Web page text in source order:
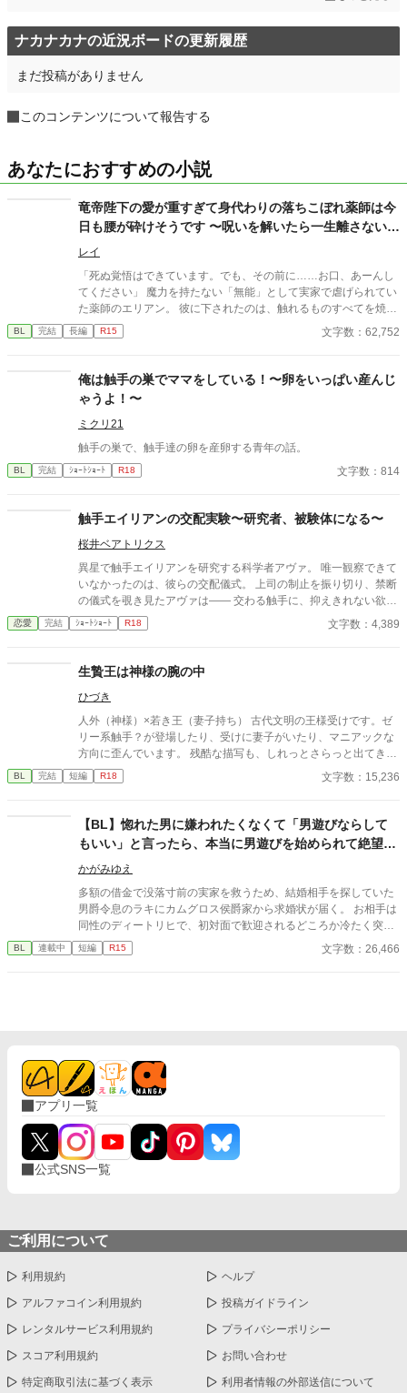
ナカナカナの近況ボードの更新履歴
まだ投稿がありません
このコンテンツについて報告する
あなたにおすすめの小説
竜帝陛下の愛が重すぎて身代わりの落ちこぼれ薬師は今
日も腰が砕けそうです 〜呪いを解いたら一生離さないと
宣言されました〜
レイ
「死ぬ覚悟はできています。でも、その前に……お口、あーんし
てください」 魔力を持たない「無能」として実家で虐げられてい
た薬師のエリアン。 彼に下されたのは、触れるものすべてを焼き
尽くす「死の竜帝」ヴァレリウスへの、身代わりの婚姻だった。
BL 完結 長編 R15 文字数：62,752
俺は触手の巣でママをしている！〜卵をいっぱい産んじ
ゃうよ！〜
ミクリ21
触手の巣で、触手達の卵を産卵する青年の話。
BL 完結 ｼｮｰﾄｼｮｰﾄ R18 文字数：814
触手エイリアンの交配実験〜研究者、被験体になる〜
桜井ベアトリクス
異星で触手エイリアンを研究する科学者アヴァ。 唯一観察できて
いなかったのは、彼らの交配儀式。 上司の制止を振り切り、禁断
の儀式を覗き見たアヴァは―― 交わる触手に、抑えきれない欲望
を覚える。 「私も……私も交配したい」 太く長い触手が、体の奥
深くまで侵入してくる。 研究者が、快楽の実験体になる夜。
恋愛 完結 ｼｮｰﾄｼｮｰﾄ R18 文字数：4,389
生贄王は神様の腕の中
ひづき
人外（神様）×若き王（妻子持ち） 古代文明の王様受けです。ゼ
リー系触手？が登場したり、受けに妻子がいたり、マニアックな
方向に歪んでいます。 残酷な描写も、しれっとさらっと出てきま
す。 ■余談（後日談？番外編？オマケ？） 本編の18年後。 本編最
後に登場した隣国の王（40歳）×アジェルの妻が産んだ不貞の子
BL 完結 短編 R18 文字数：15,236
【BL】惚れた男に嫌われたくなくて「男遊びならして
もいい」と言ったら、本当に男遊びを始められて絶望し
ている侯爵令息の話
かがみゆえ
多額の借金で没落寸前の実家を救うため、結婚相手を探していた
男爵令息のラキにカムグロス侯爵家から求婚状が届く。 お相手は
同性のディートリヒで、初対面で歓迎されるどころか冷たく突き
放されてしまう。 『必要最低限関わるな』 『愛人を作るな』
『男遊びならしてもいい』 ディートリヒから実家の借金を完済す
BL 連載中 短編 R15 文字数：26,466
アプリ一覧
公式SNS一覧
ご利用について
利用規約 ヘルプ
アルファコイン利用規約 投稿ガイドライン
レンタルサービス利用規約 プライバシーポリシー
スコア利用規約 お問い合わせ
特定商取引法に基づく表示 利用者情報の外部送信について